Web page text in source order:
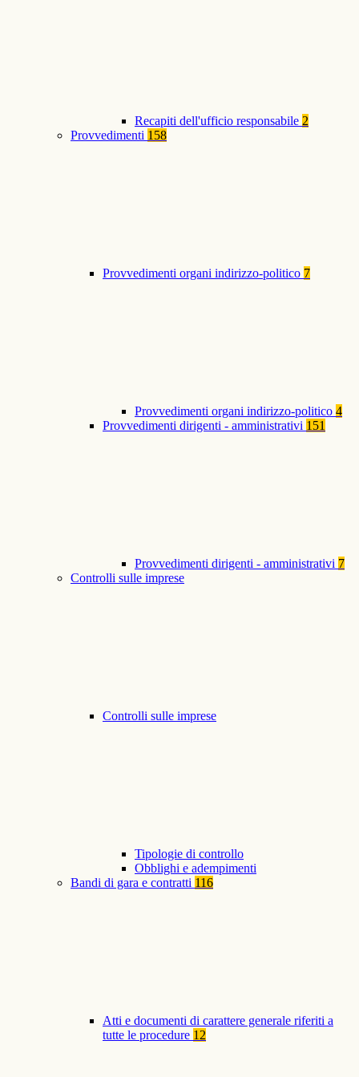
Recapiti dell'ufficio responsabile 2
Provvedimenti 158
Provvedimenti organi indirizzo-politico 7
Provvedimenti organi indirizzo-politico 4
Provvedimenti dirigenti - amministrativi 151
Provvedimenti dirigenti - amministrativi 7
Controlli sulle imprese
Controlli sulle imprese
Tipologie di controllo
Obblighi e adempimenti
Bandi di gara e contratti 116
Atti e documenti di carattere generale riferiti a
tutte le procedure 12